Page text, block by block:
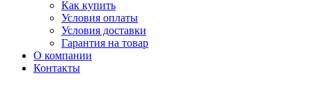
Как купить
Условия оплаты
Условия доставки
Гарантия на товар
О компании
Контакты